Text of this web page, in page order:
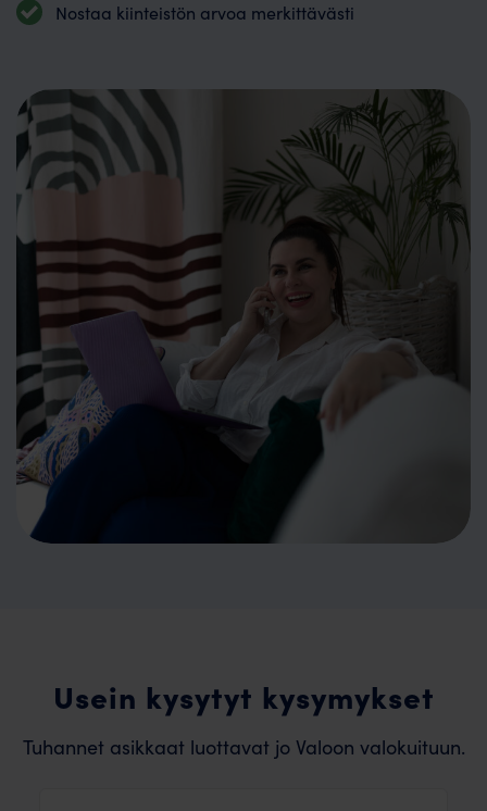
Nostaa kiinteistön arvoa merkittävästi
Usein kysytyt kysymykset
Tuhannet asikkaat luottavat jo Valoon valokuituun.